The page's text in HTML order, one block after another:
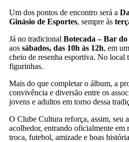
Um dos pontos de encontro será a
Ginásio de Esportes, sempre às
Já no tradicional Botecada – Bar
aos sábados, das 10h às 12h, em
cheio de resenha esportiva. No local
figurinhas.
Mais do que completar o álbum, a
convivência e diversão entre os
jovens e adultos em torno dessa
O Clube Cultura reforça, assim, seu
acolhedor, entrando oficialmente em
troca, futebol, amizade e boas